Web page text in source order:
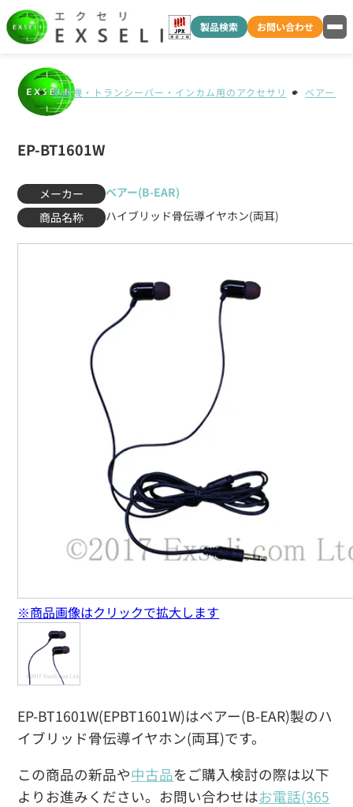
製品検索 お問い合わせ
無線機・トランシーバー・インカム用のアクセサリ ベアー(B-
EP-BT1601W
メーカー
ベアー(B-EAR)
商品名称
ハイブリッド骨伝導イヤホン(両耳)
EP-BT1601W(EPBT1601W)はベアー(B-EAR)製のハ
イブリッド骨伝導イヤホン(両耳)です。
この商品の新品や中古品をご購入検討の際は以下
よりお進みください。お問い合わせはお電話(365
※商品画像はクリックで拡大します